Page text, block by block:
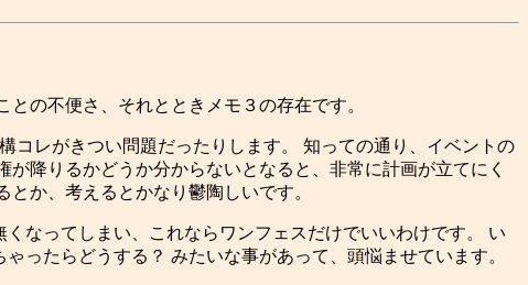
の不便さ、それとときメモ３の存在です。
レがきつい問題だったりします。 知っての通り、イベントの
降りるかどうか分からないとなると、非常に計画が立てにく
か、考えるとかなり鬱陶しいです。
なってしまい、これならワンフェスだけでいいわけです。 い
ったらどうする？ みたいな事があって、頭悩ませています。